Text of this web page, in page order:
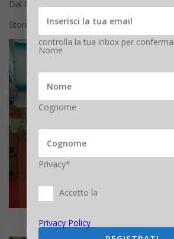
Privacy*
Privacy Policy
REGISTRATI